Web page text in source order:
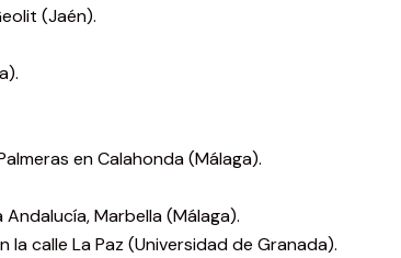
(Jaén).
en Calahonda (Málaga).
Andalucía, Marbella (Málaga).
calle La Paz (Universidad de Granada).